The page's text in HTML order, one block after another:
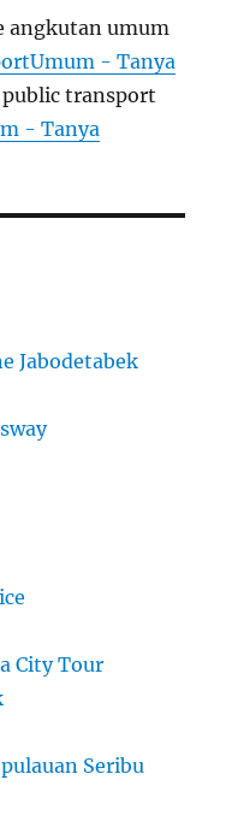
angkutan umum
- Tanya
public transport
- Tanya
Jabodetabek
City Tour
Seribu